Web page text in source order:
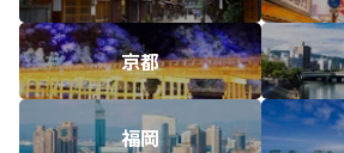
京都
福岡